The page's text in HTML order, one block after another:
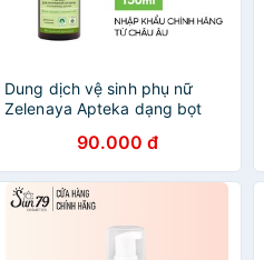
Dung dịch vệ sinh phụ nữ
Zelenaya Apteka dạng bọt
BioTopcare Official
90.000 đ